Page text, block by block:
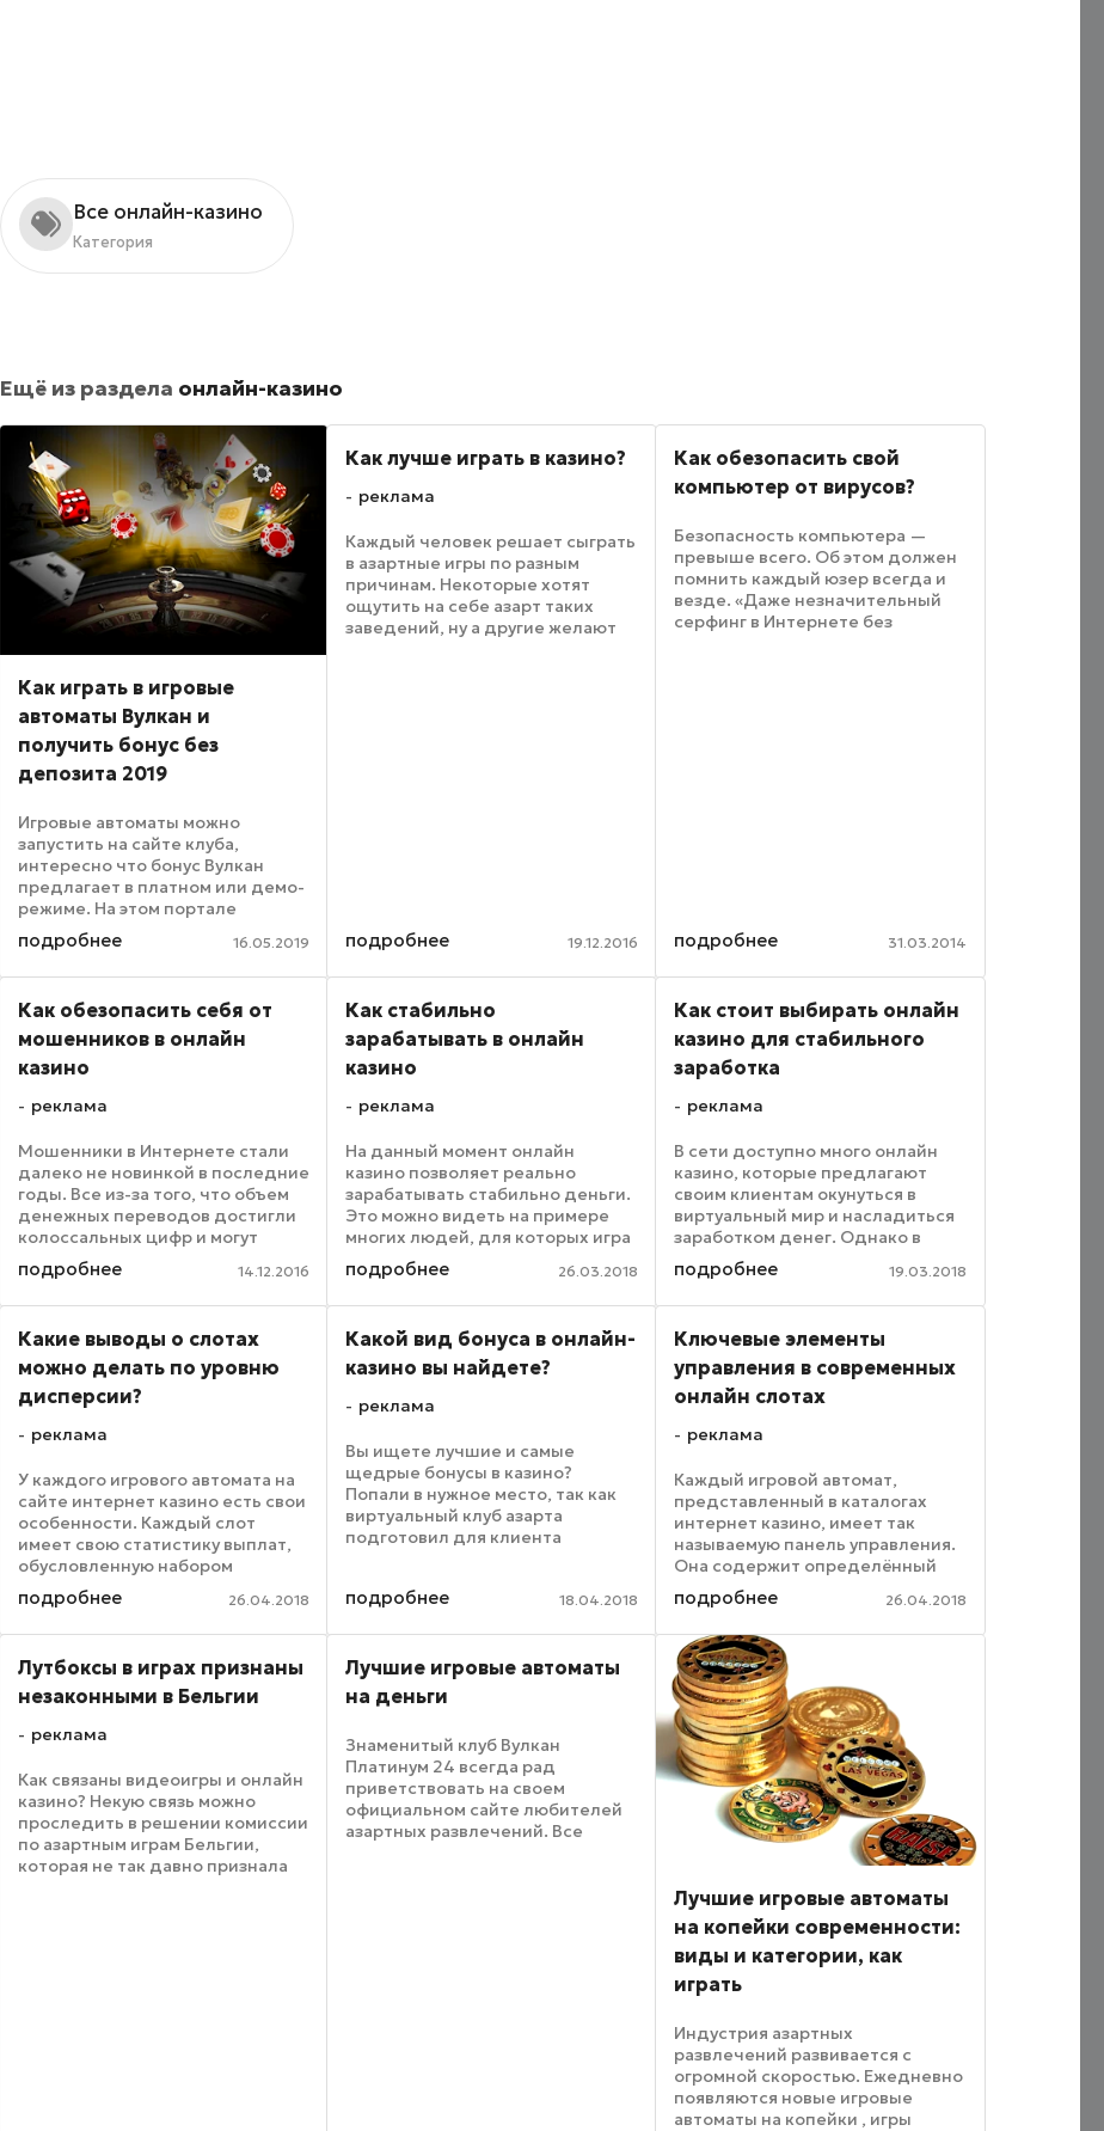
Все онлайн-казино
Категория
Ещё из раздела онлайн-казино
Как играть в игровые
автоматы Вулкан и
получить бонус без
депозита 2019
Игровые автоматы можно
запустить на сайте клуба,
интересно что бонус Вулкан
предлагает в платном или демо-
режиме. На этом портале
представлены азартные игры от
ведущих производителей.
Каждый геймер найдет себе
требованиям. ...
подробнее 16.05.2019
Как лучше играть в казино?
реклама
Каждый человек решает сыграть
в азартные игры по разным
причинам. Некоторые хотят
ощутить на себе азарт таких
заведений, ну а другие желают
подробнее 19.12.2016
Как обезопасить свой
компьютер от вирусов?
Безопасность компьютера —
превыше всего. Об этом должен
помнить каждый юзер всегда и
везде. «Даже незначительный
серфинг в Интернете без
подробнее 31.03.2014
Как обезопасить себя от
мошенников в онлайн
казино
реклама
Мошенники в Интернете стали
далеко не новинкой в последние
годы. Все из-за того, что объем
денежных переводов достигли
колоссальных цифр и могут
сравниться с наличными
расчетами в реальной жизни. А
там где происходят денежные
подробнее 14.12.2016
Как стабильно
зарабатывать в онлайн
казино
реклама
На данный момент онлайн
казино позволяет реально
зарабатывать стабильно деньги.
Это можно видеть на примере
многих людей, для которых игра
стала основным источником
дохода. Но нужно понимать, что
для этого требуется
свои ...
подробнее 26.03.2018
Как стоит выбирать онлайн
казино для стабильного
заработка
реклама
В сети доступно много онлайн
казино, которые предлагают
своим клиентам окунуться в
виртуальный мир и насладиться
заработком денег. Однако в
большинстве случаев реклама
не является действительностью,
ведь пользователи
подробнее 19.03.2018
Какие выводы о слотах
можно делать по уровню
дисперсии?
реклама
У каждого игрового автомата на
сайте интернет казино есть свои
особенности. Каждый слот
имеет свою статистику выплат,
обусловленную набором
структурных, финансовых и
других показателей. Сделать
выводы о выигрышности, рисках
подробнее 26.04.2018
Какой вид бонуса в онлайн-
казино вы найдете?
реклама
Вы ищете лучшие и самые
щедрые бонусы в казино?
Попали в нужное место, так как
виртуальный клуб азарта
подготовил для клиента
несколько типов эксклюзивных
подробнее 18.04.2018
Ключевые элементы
управления в современных
онлайн слотах
реклама
Каждый игровой автомат,
представленный в каталогах
интернет казино, имеет так
называемую панель управления.
Она содержит определённый
набор кнопок, с помощью
которых можно настраивать
основные параметры игры и
управлять игровым процессом.
Рассмотрим ...
подробнее 26.04.2018
Лутбоксы в играх признаны
незаконными в Бельгии
реклама
Как связаны видеоигры и онлайн
казино? Некую связь можно
проследить в решении комиссии
по азартным играм Бельгии,
которая не так давно признала
Лучшие игровые автоматы
на деньги
Знаменитый клуб Вулкан
Платинум 24 всегда рад
приветствовать на своем
официальном сайте любителей
азартных развлечений. Все
Лучшие игровые автоматы
на копейки современности:
виды и категории, как
играть
Индустрия азартных
развлечений развивается с
огромной скоростью. Ежедневно
появляются новые игровые
автоматы на копейки , игры